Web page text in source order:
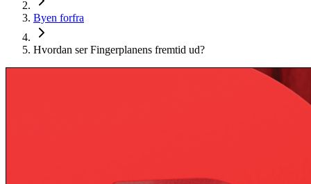
Byen forfra
Hvordan ser Fingerplanens fremtid ud?